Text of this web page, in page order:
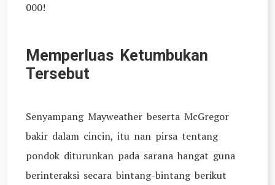
000!
Memperluas Ketumbukan
Tersebut
Senyampang Mayweather beserta McGregor
bakir dalam cincin, itu nan pirsa tentang
pondok diturunkan pada sarana hangat guna
berinteraksi secara bintang-bintang berikut